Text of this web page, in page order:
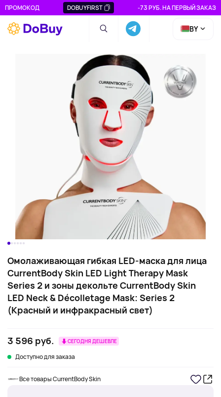
ПРОМОКОД DOBUYFIRST -73 РУБ. НА ПЕРВЫЙ ЗАКАЗ
BY
Омолаживающая гибкая LED-маска для лица
CurrentBody Skin LED Light Therapy Mask
Series 2 и зоны декольте CurrentBody Skin
LED Neck & Décolletage Mask: Series 2
(Красный и инфракрасный свет)
3 596 руб. СЕГОДНЯ ДЕШЕВЛЕ
Доступно для заказа
Все товары CurrentBody Skin